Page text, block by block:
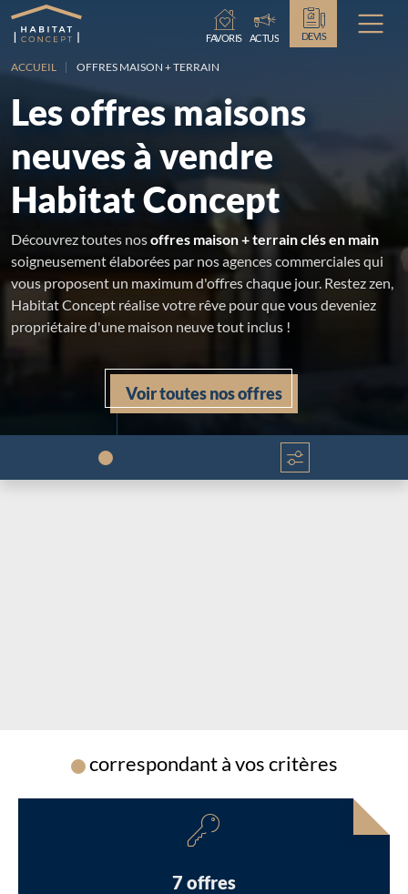
Chargement...
FAVORIS
ACTUS DEVIS
ACCUEIL OFFRES MAISON + TERRAIN
Les offres maisons
neuves à vendre
Habitat Concept
Découvrez toutes nosoffres maison + terrain clés en main
soigneusement élaborées par nos agences commerciales qui
vous proposent un maximum d'offres chaque jour. Restez zen,
Habitat Concept réalise votre rêve pour que vous deveniez
propriétaire d'une maison neuve tout inclus !
Voir toutes nos offres
Chargement...
Chargement...
correspondant à vos critères
7 offres